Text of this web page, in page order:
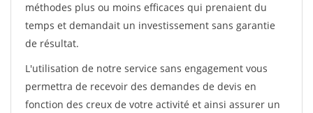
méthodes plus ou moins efficaces qui prenaient du
temps et demandait un investissement sans garantie
de résultat.
L'utilisation de notre service sans engagement vous
permettra de recevoir des demandes de devis en
fonction des creux de votre activité et ainsi assurer un